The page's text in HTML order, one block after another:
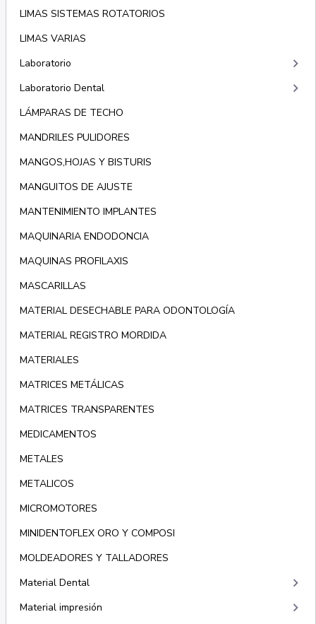
LIMAS SISTEMAS ROTATORIOS
LIMAS VARIAS
Laboratorio
keyboard_arrow_right
Laboratorio Dental keyboard_arrow_right
LÁMPARAS DE TECHO
MANDRILES PULIDORES
MANGOS,HOJAS Y BISTURIS
MANGUITOS DE AJUSTE
MANTENIMIENTO IMPLANTES
MAQUINARIA ENDODONCIA
MAQUINAS PROFILAXIS
MASCARILLAS
MATERIAL DESECHABLE PARA ODONTOLOGÍA
MATERIAL REGISTRO MORDIDA
MATERIALES
MATRICES METÁLICAS
MATRICES TRANSPARENTES
MEDICAMENTOS
METALES
METALICOS
MICROMOTORES
MINIDENTOFLEX ORO Y COMPOSI
MOLDEADORES Y TALLADORES
Material Dental
keyboard_arrow_right
Material impresión keyboard_arrow_right